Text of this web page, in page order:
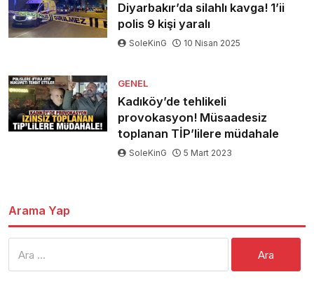
Diyarbakır’da silahlı kavga! 1’ii
polis 9 kişi yaralı
SoleKinG 10 Nisan 2025
GENEL
Kadıköy’de tehlikeli
provokasyon! Müsaadesiz
toplanan TİP’lilere müdahale
SoleKinG 5 Mart 2023
Arama Yap